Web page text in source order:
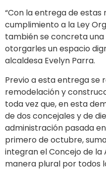
“Con la entrega de estas
cumplimiento a la Ley
también se concreta
otorgarles un espacio
alcaldesa Evelyn Parra.
Previo a esta entrega se
remodelación y
toda vez que, en esta
de dos concejales y de
administración pasada
primero de octubre,
integran el Concejo de
manera plural por todos